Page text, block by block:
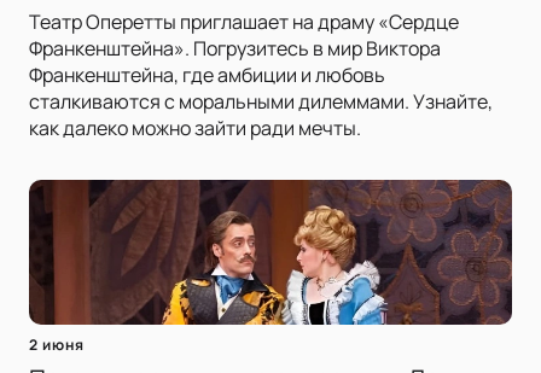
Театр Оперетты приглашает на драму «Сердце
Франкенштейна». Погрузитесь в мир Виктора
Франкенштейна, где амбиции и любовь
сталкиваются с моральными дилеммами. Узнайте,
как далеко можно зайти ради мечты.
2 июня